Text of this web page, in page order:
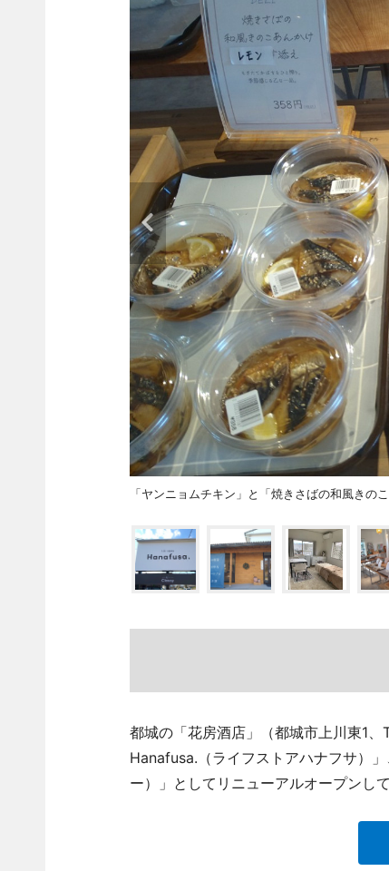
「ヤンニョムチキン」と「焼きさばの和風きの
都城の「花房酒店」（都城市上川東1
Hanafusa.（ライフストアハナフサ）
ー）」としてリニューアルオープンし